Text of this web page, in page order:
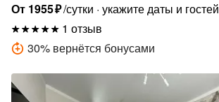
От 1955₽/сутки укажите даты и гостей
1 отзыв
30% вернётся бонусами